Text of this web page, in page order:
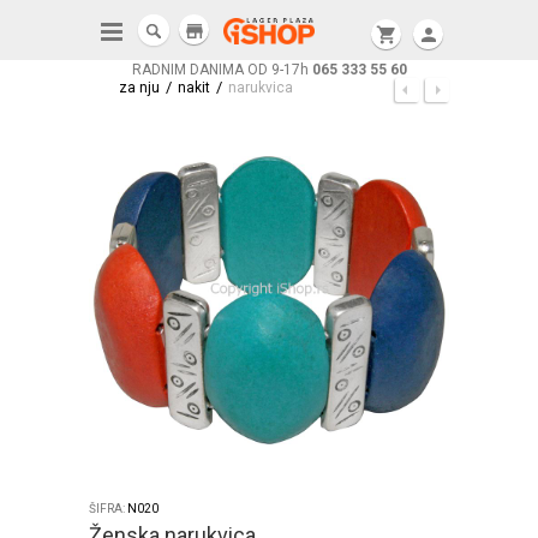
RADNIM DANIMA OD 9-17h 065 333 55 60
shopping_cart person
store
za nju / nakit / narukvica
ŠIFRA: N020